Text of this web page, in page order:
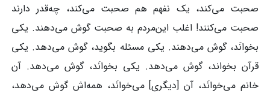
صحبت می‌کند، یک نفهم هم صحبت می‌کند، چه‌قدر دارند
صحبت می‌کنند! اغلب این‌مردم به صحبت گوش می‌دهند. یکی
بخوانَد، گوش می‌دهند. یکی مسئله بگوید، گوش می‌دهد. یکی
قرآن بخواند، گوش می‌دهد. یکی بخوانَد، گوش می‌دهد. آن
خانم می‌خوانَد، آن [دیگری] می‌خوانَد، همه‌اش گوش می‌دهد،